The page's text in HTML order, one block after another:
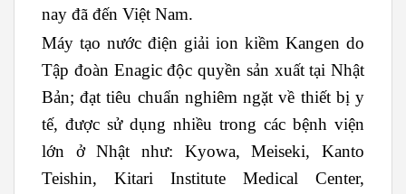
nay đã đến Việt Nam.
Máy tạo nước điện giải ion kiềm Kangen do
Tập đoàn Enagic độc quyền sản xuất tại Nhật
Bản; đạt tiêu chuẩn nghiêm ngặt về thiết bị y
tế, được sử dụng nhiều trong các bệnh viện
lớn ở Nhật như: Kyowa, Meiseki, Kanto
Teishin, Kitari Institute Medical Center,